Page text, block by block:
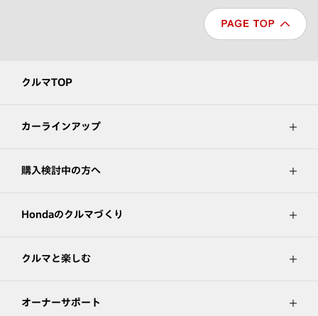
クルマTOP
カーラインアップ
購入検討中の方へ
Hondaのクルマづくり
クルマと楽しむ
オーナーサポート